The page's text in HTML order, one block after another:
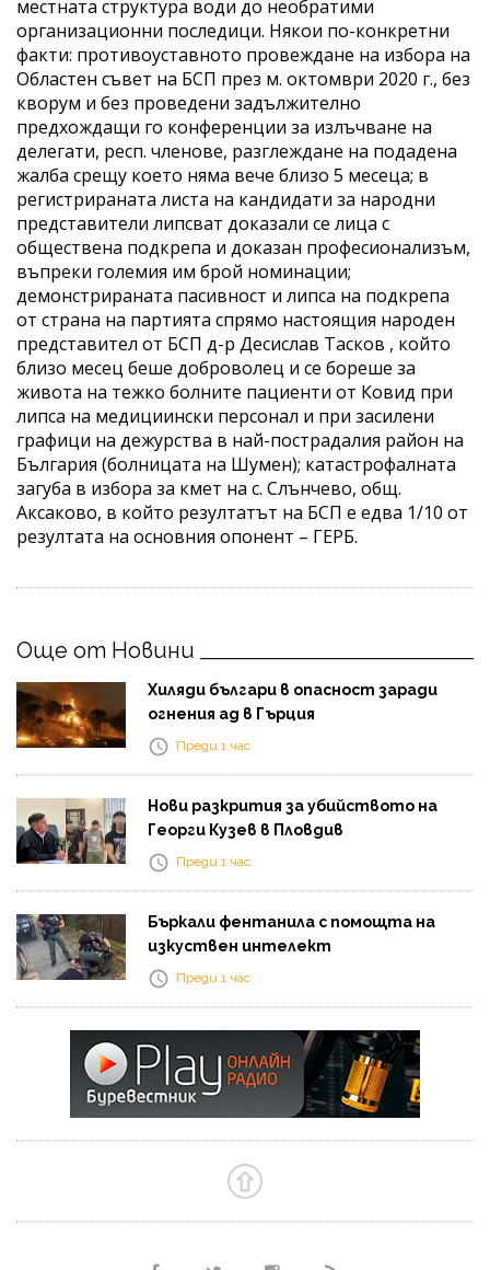
местната структура води до необратими
организационни последици. Някои по-конкретни
факти: противоуставното провеждане на избора на
Областен съвет на БСП през м. октомври 2020 г., без
кворум и без проведени задължително
предхождащи го конференции за излъчване на
делегати, респ. членове, разглеждане на подадена
жалба срещу което няма вече близо 5 месеца; в
регистрираната листа на кандидати за народни
представители липсват доказали се лица с
обществена подкрепа и доказан професионализъм,
въпреки големия им брой номинации;
демонстрираната пасивност и липса на подкрепа
от страна на партията спрямо настоящия народен
представител от БСП д-р Десислав Тасков , който
близо месец беше доброволец и се бореше за
живота на тежко болните пациенти от Ковид при
липса на медициински персонал и при засилени
графици на дежурства в най-пострадалия район на
България (болницата на Шумен); катастрофалната
загуба в избора за кмет на с. Слънчево, общ.
Аксаково, в който резултатът на БСП е едва 1/10 от
резултата на основния опонент – ГЕРБ.
Още от Новини
Хиляди българи в опасност заради
огнения ад в Гърция
Преди 1 час
Нови разкрития за убийството на
Георги Кузев в Пловдив
Преди 1 час
Бъркали фентанила с помощта на
изкуствен интелект
Преди 1 час